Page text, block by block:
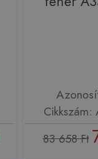
83 658 Ft